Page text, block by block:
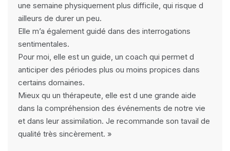
une semaine physiquement plus difficile, qui risque d
ailleurs de durer un peu.
Elle m’a également guidé dans des interrogations
sentimentales.
Pour moi, elle est un guide, un coach qui permet d
anticiper des périodes plus ou moins propices dans
certains domaines.
Mieux qu un thérapeute, elle est d une grande aide
dans la compréhension des événements de notre vie
et dans leur assimilation. Je recommande son tavail de
qualité très sincèrement. »